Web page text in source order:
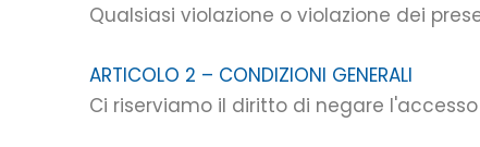
Qualsiasi violazione o violazione dei
ARTICOLO 2 – CONDIZIONI GENERALI
Ci riserviamo il diritto di negare